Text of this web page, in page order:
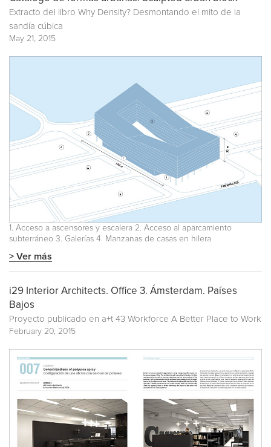
Extracto del libro Why Density? Desmontando el mito de la
sandía cúbica
May 21, 2015
1. Acceso a ascensores y escalera 2. Acceso al aparcamiento
subterráneo 3. Galerías 4. Manzanas de casas en hilera
> Ver más
i29 Interior Architects. Office 3. Ámsterdam. Países
Bajos
Proyecto publicado en a+t 43 Workforce A Better Place to Work
February 20, 2015